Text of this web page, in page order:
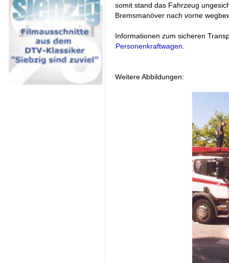
somit stand das Fahrzeug
Bremsmanöver nach vorne
Informationen zum sicheren
Personenkraftwagen.
Weitere Abbildungen: